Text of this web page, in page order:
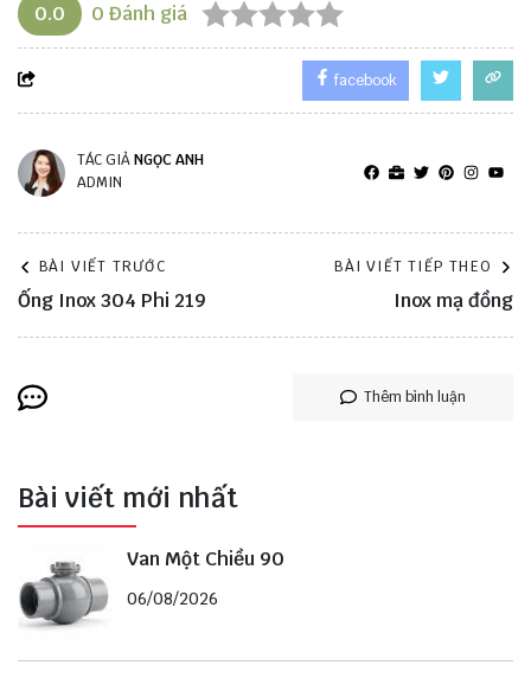
0.0 0 Đánh giá
facebook
TÁC GIẢNGỌC ANH
ADMIN
BÀI VIẾT TRƯỚC
Ống Inox 304 Phi 219
BÀI VIẾT TIẾP THEO
Inox mạ đồng
Thêm bình luận
Bài viết mới nhất
Van Một Chiều 90
06/08/2026